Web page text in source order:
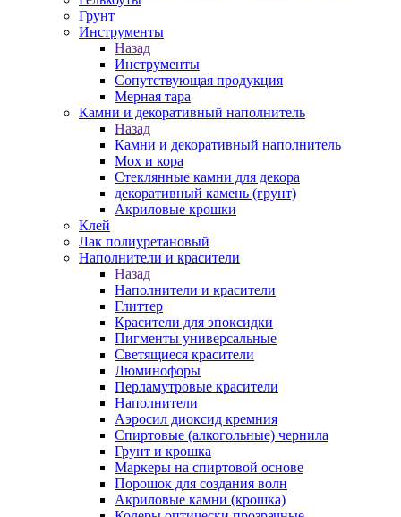
Грунт
Инструменты
Назад
Инструменты
Сопутствующая продукция
Мерная тара
Камни и декоративный наполнитель
Назад
Камни и декоративный наполнитель
Мох и кора
Стеклянные камни для декора
декоративный камень (грунт)
Акриловые крошки
Клей
Лак полиуретановый
Наполнители и красители
Назад
Наполнители и красители
Глиттер
Красители для эпоксидки
Пигменты универсальные
Светящиеся красители
Люминофоры
Перламутровые красители
Наполнители
Аэросил диоксид кремния
Спиртовые (алкогольные) чернила
Грунт и крошка
Маркеры на спиртовой основе
Порошок для создания волн
Акриловые камни (крошка)